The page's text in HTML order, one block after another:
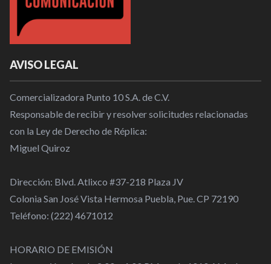
AVISO LEGAL
Comercializadora Punto 10 S.A. de C.V.
Responsable de recibir y resolver solicitudes relacionadas
con la Ley de Derecho de Réplica:
Miguel Quiroz
Dirección: Blvd. Atlixco #37-218 Plaza JV
Colonia San José Vista Hermosa Puebla, Pue. CP 72190
Teléfono: (222) 4671012
HORARIO DE EMISIÓN